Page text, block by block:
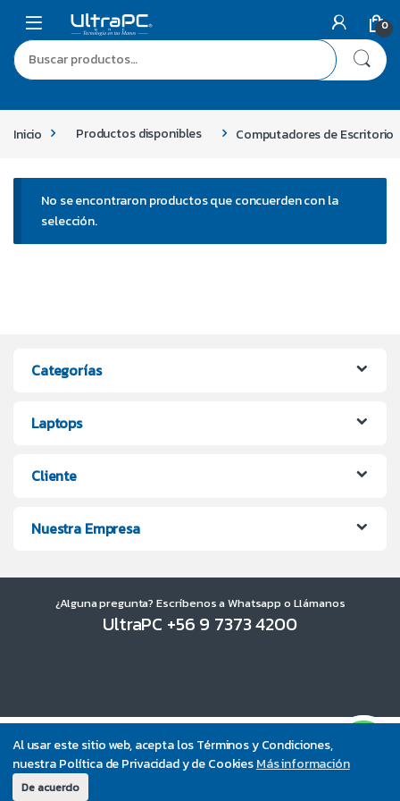
Al usar este sitio web, acepta los Términos y Condiciones,
nuestra Política de Privacidad y de CookiesMás información
De acuerdo
0
Inicio Productos disponibles Computadores de Escritorio
No se encontraron productos que concuerden con la
selección.
Categorías
Laptops
Cliente
Nuestra Empresa
¿Alguna pregunta? Escríbenos a Whatsapp o Llámanos
UltraPC +56 9 7373 4200